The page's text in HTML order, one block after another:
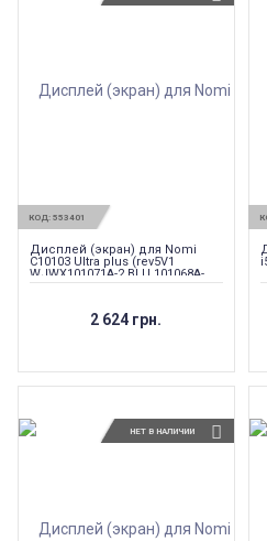
КОД: 553401
Дисплей (экран) для Nomi
C10103 Ultra plus (rev5V1
WJWX101071A-2 BLU.101068A-
5V1) Оригинал
2 624 грн.
НЕТ В НАЛИЧИИ